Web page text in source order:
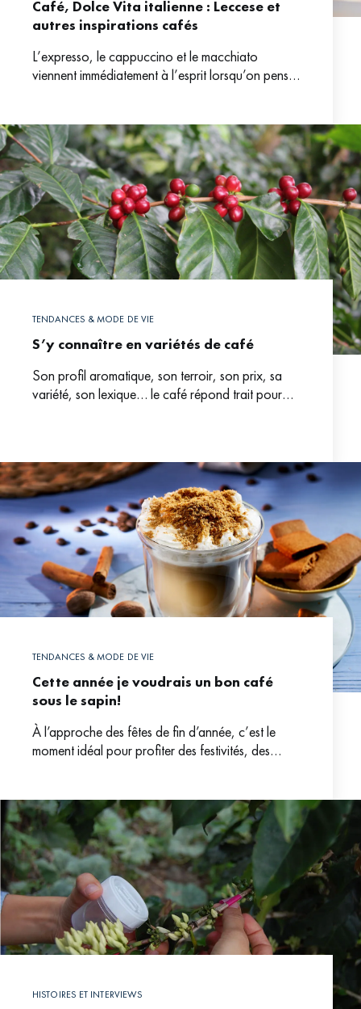
Café, Dolce Vita italienne : Leccese et
autres inspirations cafés
L’expresso, le cappuccino et le macchiato
viennent immédiatement à l’esprit lorsqu’on pense
TENDANCES & MODE DE VIE
S’y connaître en variétés de café
Son profil aromatique, son terroir, son prix, sa
variété, son lexique… le café répond trait pour
TENDANCES & MODE DE VIE
Cette année je voudrais un bon café
sous le sapin!
À l’approche des fêtes de fin d’année, c’est le
moment idéal pour profiter des festivités, des
HISTOIRES ET INTERVIEWS